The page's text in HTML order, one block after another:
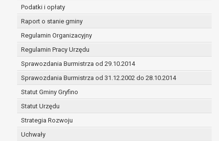
Podatki i opłaty
Raport o stanie gminy
Regulamin Organizacyjny
Regulamin Pracy Urzędu
Sprawozdania Burmistrza od 29.10.2014
Sprawozdania Burmistrza od 31.12.2002 do 28.10.2014
Statut Gminy Gryfino
Statut Urzędu
Strategia Rozwoju
Uchwały
(merytorycznych), a także obowiązków i
zadań zleconych przez instytucje
nadrzędne wobec Gminy;
zawarcia i realizacji umów;
ochrony żywotnych interesów osoby, której
dane dotyczą, lub innej osoby fizycznej;
wykonania zadania realizowanego w
interesie publicznym lub w ramach
sprawowania władzy publicznej
w pozostałych przypadkach dane osobowe
przetwarzane są wyłącznie na podstawie